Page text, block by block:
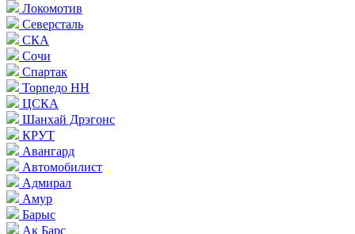
Локомотив
Северсталь
СКА
Сочи
Спартак
Торпедо НН
ЦСКА
Шанхай Дрэгонс
КРУТ
Авангард
Автомобилист
Адмирал
Амур
Барыс
Ак Барс